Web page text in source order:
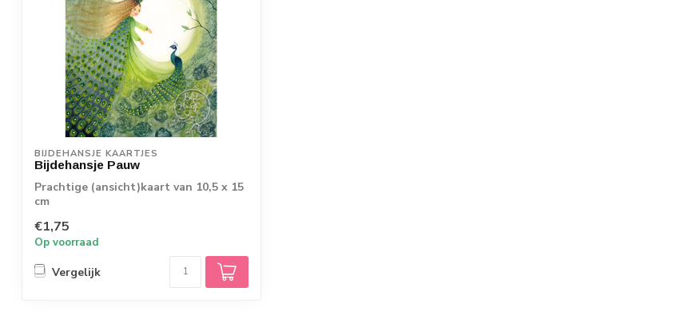
BIJDEHANSJE KAARTJES
Bijdehansje Pauw
Prachtige (ansicht)kaart van 10,5 x 15
cm
€1,75
Op voorraad
Vergelijk